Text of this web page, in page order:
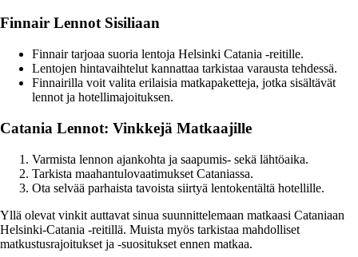
Finnair Lennot Sisiliaan
Finnair tarjoaa suoria lentoja Helsinki Catania -reitille.
Lentojen hintavaihtelut kannattaa tarkistaa varausta tehdessä.
Finnairilla voit valita erilaisia matkapaketteja, jotka sisältävät
lennot ja hotellimajoituksen.
Catania Lennot: Vinkkejä Matkaajille
Varmista lennon ajankohta ja saapumis- sekä lähtöaika.
Tarkista maahantulovaatimukset Cataniassa.
Ota selvää parhaista tavoista siirtyä lentokentältä hotellille.
Yllä olevat vinkit auttavat sinua suunnittelemaan matkaasi Cataniaan
Helsinki-Catania -reitillä. Muista myös tarkistaa mahdolliset
matkustusrajoitukset ja -suositukset ennen matkaa.